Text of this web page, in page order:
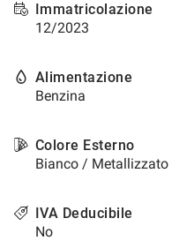
Immatricolazione
12/2023
Alimentazione
Benzina
Colore Esterno
Bianco / Metallizzato
IVA Deducibile
No